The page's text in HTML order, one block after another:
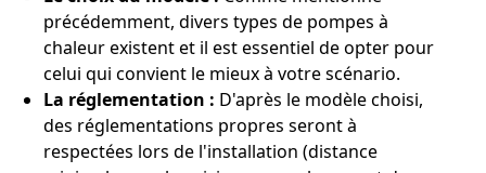
précédemment, divers types de pompes à
chaleur existent et il est essentiel de opter pour
celui qui convient le mieux à votre scénario.
La réglementation : D'après le modèle choisi,
des réglementations propres seront à
respectées lors de l'installation (distance